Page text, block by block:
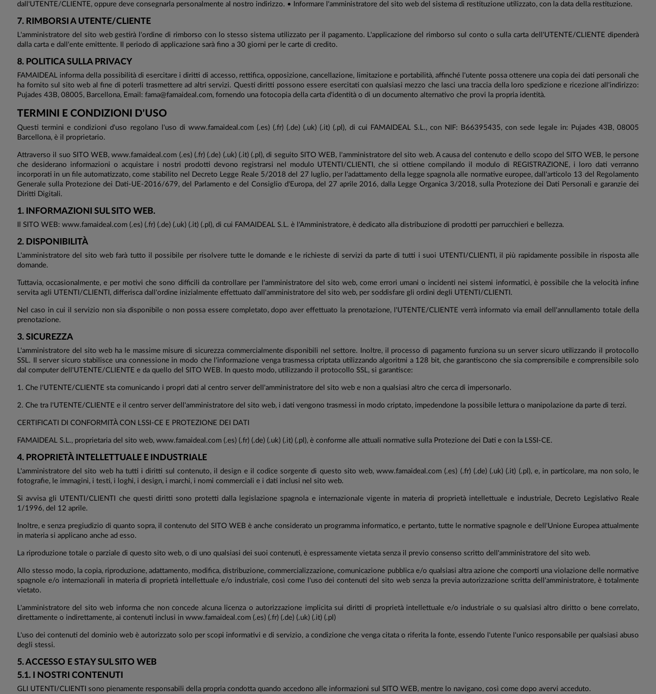
dall'UTENTE/CLIENTE, oppure deve consegnarla personalmente al nostro indirizzo. • Informare l'amministratore del sito web del sistema di restituzione utilizzato, con la data della restituzione.
7. RIMBORSI A UTENTE/CLIENTE
L'amministratore del sito web gestirà l'ordine di rimborso con lo stesso sistema utilizzato per il pagamento. L'applicazione del rimborso sul conto o sulla carta dell'UTENTE/CLIENTE dipenderà
dalla carta e dall'ente emittente. Il periodo di applicazione sarà fino a 30 giorni per le carte di credito.
8. POLITICA SULLA PRIVACY
FAMAIDEAL informa della possibilità di esercitare i diritti di accesso, rettifica, opposizione, cancellazione, limitazione e portabilità, affinché l'utente possa ottenere una copia dei dati personali che
ha fornito sul sito web al fine di poterli trasmettere ad altri servizi. Questi diritti possono essere esercitati con qualsiasi mezzo che lasci una traccia della loro spedizione e ricezione all'indirizzo:
Pujades 43B, 08005, Barcellona, ​​Email: fama@famaideal.com, fornendo una fotocopia della carta d'identità o di un documento alternativo che provi la propria identità.
TERMINI E CONDIZIONI D'USO
Questi termini e condizioni d'uso regolano l'uso di www.famaideal.com (.es) (.fr) (.de) (.uk) (.it) (.pl), di cui FAMAIDEAL S.L., con NIF: B66395435, con sede legale in: Pujades 43B, 08005
Barcellona, ​​è il proprietario.
Attraverso il suo SITO WEB, www.famaideal.com (.es) (.fr) (.de) (.uk) (.it) (.pl), di seguito SITO WEB, l'amministratore del sito web. A causa del contenuto e dello scopo del SITO WEB, le persone
che desiderano informazioni o acquistare i nostri prodotti devono registrarsi nel modulo UTENTI/CLIENTI, che si ottiene compilando il modulo di REGISTRAZIONE, i loro dati verranno
incorporati in un file automatizzato, come stabilito nel Decreto Legge Reale 5/2018 del 27 luglio, per l'adattamento della legge spagnola alle normative europee, dall'articolo 13 del Regolamento
Generale sulla Protezione dei Dati-UE-2016/679, del Parlamento e del Consiglio d'Europa, del 27 aprile 2016, dalla Legge Organica 3/2018, sulla Protezione dei Dati Personali e garanzie dei
Diritti Digitali.
1. INFORMAZIONI SUL SITO WEB.
Il SITO WEB: www.famaideal.com (.es) (.fr) (.de) (.uk) (.it) (.pl), di cui FAMAIDEAL S.L. è l'Amministratore, è dedicato alla distribuzione di prodotti per parrucchieri e bellezza.
2. DISPONIBILITÀ
L'amministratore del sito web farà tutto il possibile per risolvere tutte le domande e le richieste di servizi da parte di tutti i suoi UTENTI/CLIENTI, il più rapidamente possibile in risposta alle
domande.
Tuttavia, occasionalmente, e per motivi che sono difficili da controllare per l'amministratore del sito web, come errori umani o incidenti nei sistemi informatici, è possibile che la velocità infine
servita agli UTENTI/CLIENTI, differisca dall'ordine inizialmente effettuato dall'amministratore del sito web, per soddisfare gli ordini degli UTENTI/CLIENTI.
Nel caso in cui il servizio non sia disponibile o non possa essere completato, dopo aver effettuato la prenotazione, l'UTENTE/CLIENTE verrà informato via email dell'annullamento totale della
prenotazione.
3. SICUREZZA
L'amministratore del sito web ha le massime misure di sicurezza commercialmente disponibili nel settore. Inoltre, il processo di pagamento funziona su un server sicuro utilizzando il protocollo
SSL. Il server sicuro stabilisce una connessione in modo che l'informazione venga trasmessa criptata utilizzando algoritmi a 128 bit, che garantiscono che sia comprensibile e comprensibile solo
dal computer dell'UTENTE/CLIENTE e da quello del SITO WEB. In questo modo, utilizzando il protocollo SSL, si garantisce:
1. Che l'UTENTE/CLIENTE sta comunicando i propri dati al centro server dell'amministratore del sito web e non a qualsiasi altro che cerca di impersonarlo.
2. Che tra l'UTENTE/CLIENTE e il centro server dell'amministratore del sito web, i dati vengono trasmessi in modo criptato, impedendone la possibile lettura o manipolazione da parte di terzi.
CERTIFICATI DI CONFORMITÀ CON LSSI-CE E PROTEZIONE DEI DATI
FAMAIDEAL S.L., proprietaria del sito web, www.famaideal.com (.es) (.fr) (.de) (.uk) (.it) (.pl), è conforme alle attuali normative sulla Protezione dei Dati e con la LSSI-CE.
4. PROPRIETÀ INTELLETTUALE E INDUSTRIALE
L'amministratore del sito web ha tutti i diritti sul contenuto, il design e il codice sorgente di questo sito web, www.famaideal.com (.es) (.fr) (.de) (.uk) (.it) (.pl), e, in particolare, ma non solo, le
fotografie, le immagini, i testi, i loghi, i design, i marchi, i nomi commerciali e i dati inclusi nel sito web.
Si avvisa gli UTENTI/CLIENTI che questi diritti sono protetti dalla legislazione spagnola e internazionale vigente in materia di proprietà intellettuale e industriale, Decreto Legislativo Reale
1/1996, del 12 aprile.
Inoltre, e senza pregiudizio di quanto sopra, il contenuto del SITO WEB è anche considerato un programma informatico, e pertanto, tutte le normative spagnole e dell'Unione Europea attualmente
in materia si applicano anche ad esso.
La riproduzione totale o parziale di questo sito web, o di uno qualsiasi dei suoi contenuti, è espressamente vietata senza il previo consenso scritto dell'amministratore del sito web.
Allo stesso modo, la copia, riproduzione, adattamento, modifica, distribuzione, commercializzazione, comunicazione pubblica e/o qualsiasi altra azione che comporti una violazione delle normative
spagnole e/o internazionali in materia di proprietà intellettuale e/o industriale, così come l'uso dei contenuti del sito web senza la previa autorizzazione scritta dell'amministratore, è totalmente
vietato.
L'amministratore del sito web informa che non concede alcuna licenza o autorizzazione implicita sui diritti di proprietà intellettuale e/o industriale o su qualsiasi altro diritto o bene correlato,
direttamente o indirettamente, ai contenuti inclusi in www.famaideal.com (.es) (.fr) (.de) (.uk) (.it) (.pl)
L'uso dei contenuti del dominio web è autorizzato solo per scopi informativi e di servizio, a condizione che venga citata o riferita la fonte, essendo l'utente l'unico responsabile per qualsiasi abuso
degli stessi.
5. ACCESSO E STAY SUL SITO WEB
5.1. I NOSTRI CONTENUTI
GLI UTENTI/CLIENTI sono pienamente responsabili della propria condotta quando accedono alle informazioni sul SITO WEB, mentre lo navigano, così come dopo avervi acceduto.